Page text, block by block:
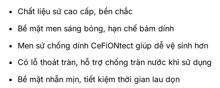
Chất liệu sứ cao cấp, bền chắc
Bề mặt men sáng bóng, hạn chế bám dính
Men sứ chống dính CeFiONtect giúp dễ vệ sinh hơn
Có lỗ thoát tràn, hỗ trợ chống tràn nước khi sử dụng
Bề mặt nhẵn mịn, tiết kiệm thời gian lau dọn